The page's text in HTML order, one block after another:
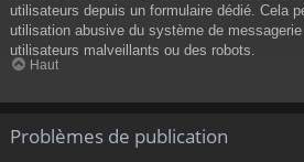
utilisateurs depuis un formulaire dédié. Cela
utilisation abusive du système de
utilisateurs malveillants ou des robots.
Haut
Problèmes de publication